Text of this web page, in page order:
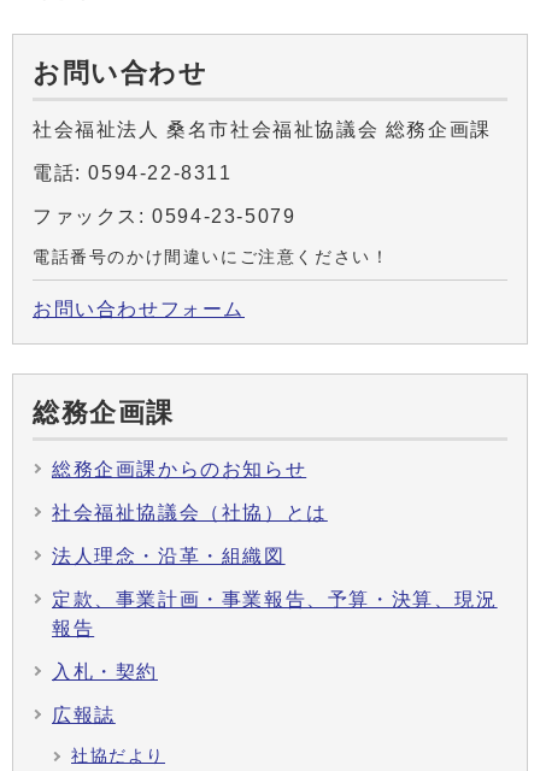
お問い合わせ
社会福祉法人 桑名市社会福祉協議会 総務企画課
電話: 0594-22-8311
ファックス: 0594-23-5079
電話番号のかけ間違いにご注意ください！
お問い合わせフォーム
総務企画課
総務企画課からのお知らせ
社会福祉協議会（社協）とは
法人理念・沿革・組織図
定款、事業計画・事業報告、予算・決算、現況
報告
入札・契約
広報誌
社協だより